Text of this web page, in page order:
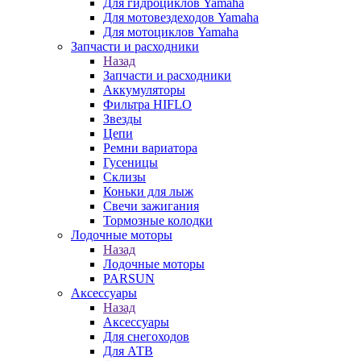
Для гидроциклов Yamaha
Для мотовездеходов Yamaha
Для мотоциклов Yamaha
Запчасти и расходники
Назад
Запчасти и расходники
Аккумуляторы
Фильтра HIFLO
Звезды
Цепи
Ремни вариатора
Гусеницы
Склизы
Коньки для лыж
Свечи зажигания
Тормозные колодки
Лодочные моторы
Назад
Лодочные моторы
PARSUN
Аксессуары
Назад
Аксессуары
Для снегоходов
Для АТВ